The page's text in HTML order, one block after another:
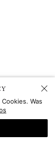
Was